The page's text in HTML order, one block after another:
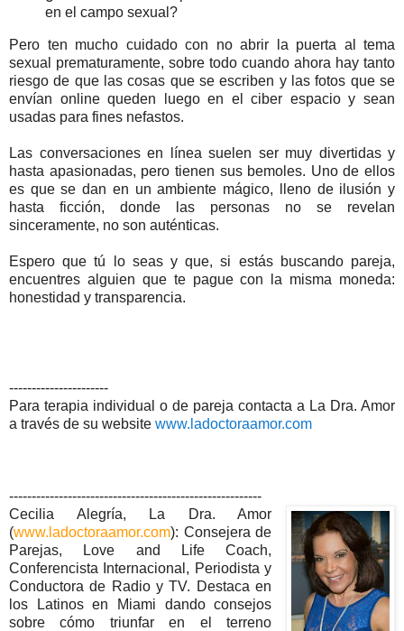
en el campo sexual?
Pero ten mucho cuidado con no abrir la puerta al tema
sexual prematuramente, sobre todo cuando ahora hay tanto
riesgo de que las cosas que se escriben y las fotos que se
envían online queden luego en el ciber espacio y sean
usadas para fines nefastos.
Las conversaciones en línea suelen ser muy divertidas y
hasta apasionadas, pero tienen sus bemoles. Uno de ellos
es que se dan en un ambiente mágico, lleno de ilusión y
hasta ficción, donde las personas no se revelan
sinceramente, no son auténticas.
Espero que tú lo seas y que, si estás buscando pareja,
encuentres alguien que te pague con la misma moneda:
honestidad y transparencia.
----------------------
Para terapia individual o de pareja contacta a La Dra. Amor
a través de su website www.ladoctoraamor.com
--------------------------------------------------------
Cecilia Alegría, La Dra. Amor
(www.ladoctoraamor.com): Consejera de
Parejas, Love and Life Coach,
Conferencista Internacional, Periodista y
Conductora de Radio y TV. Destaca en
los Latinos en Miami dando consejos
sobre cómo triunfar en el terreno